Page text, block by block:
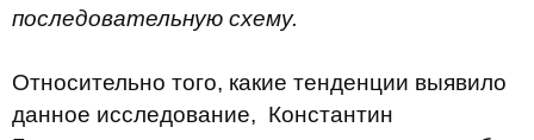
последовательную схему.
Относительно того, какие тенденции выявило
данное исследование, Константин